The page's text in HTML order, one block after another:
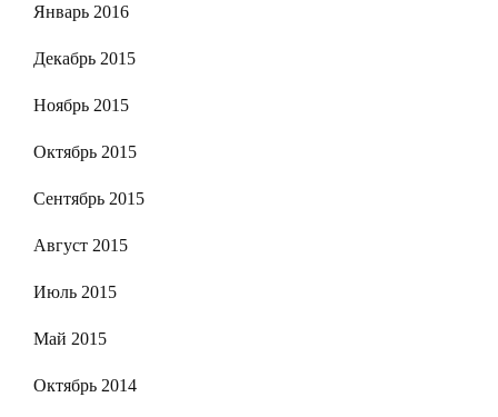
Январь 2016
Декабрь 2015
Ноябрь 2015
Октябрь 2015
Сентябрь 2015
Август 2015
Июль 2015
Май 2015
Октябрь 2014